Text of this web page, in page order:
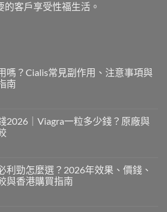
客戶享受性福生活。
嗎？Cialis常見副作用、注意事項與
南
2026｜Viagra一粒多少錢？原廠與
利勁怎麼選？2026年效果、價錢、
與香港購買指南